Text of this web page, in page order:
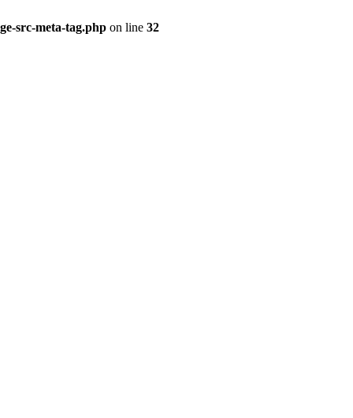
src-meta-tag.php on line 32